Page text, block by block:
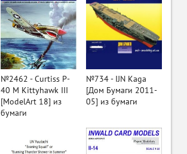
№2462 - Curtiss P-
40 M Kittyhawk III
[ModelArt 18] из
бумаги
№734 - IJN Kaga
[Дом Бумаги 2011-
05] из бумаги